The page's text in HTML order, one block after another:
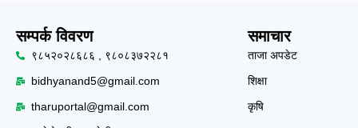
सम्पर्क विवरण
९८५२०२८६८६ , ९८०८३७२२८१
bidhyanand5@gmail.com
tharuportal@gmail.com
समाचार
ताजा अपडेट
शिक्षा
कृषि